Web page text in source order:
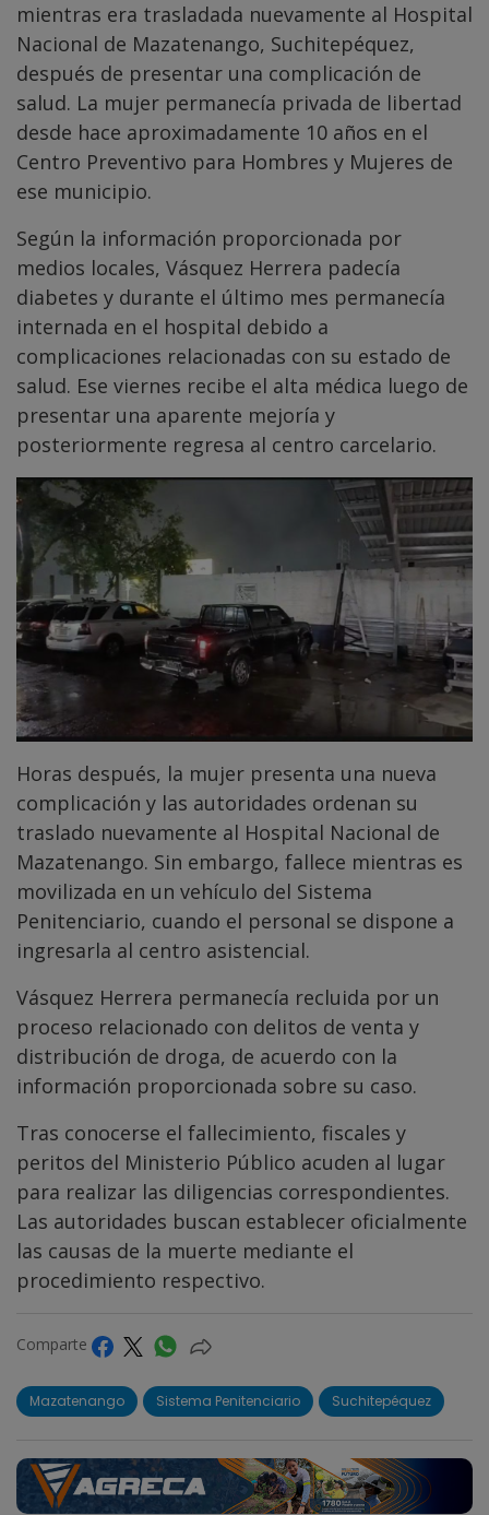
mientras era trasladada nuevamente al Hospital
Nacional de Mazatenango, Suchitepéquez,
después de presentar una complicación de
salud. La mujer permanecía privada de libertad
desde hace aproximadamente 10 años en el
Centro Preventivo para Hombres y Mujeres de
ese municipio.
Según la información proporcionada por
medios locales, Vásquez Herrera padecía
diabetes y durante el último mes permanecía
internada en el hospital debido a
complicaciones relacionadas con su estado de
salud. Ese viernes recibe el alta médica luego de
presentar una aparente mejoría y
posteriormente regresa al centro carcelario.
Horas después, la mujer presenta una nueva
complicación y las autoridades ordenan su
traslado nuevamente al Hospital Nacional de
Mazatenango. Sin embargo, fallece mientras es
movilizada en un vehículo del Sistema
Penitenciario, cuando el personal se dispone a
ingresarla al centro asistencial.
Vásquez Herrera permanecía recluida por un
proceso relacionado con delitos de venta y
distribución de droga, de acuerdo con la
información proporcionada sobre su caso.
Tras conocerse el fallecimiento, fiscales y
peritos del Ministerio Público acuden al lugar
para realizar las diligencias correspondientes.
Las autoridades buscan establecer oficialmente
las causas de la muerte mediante el
procedimiento respectivo.
Comparte
Mazatenango Sistema Penitenciario Suchitepéquez